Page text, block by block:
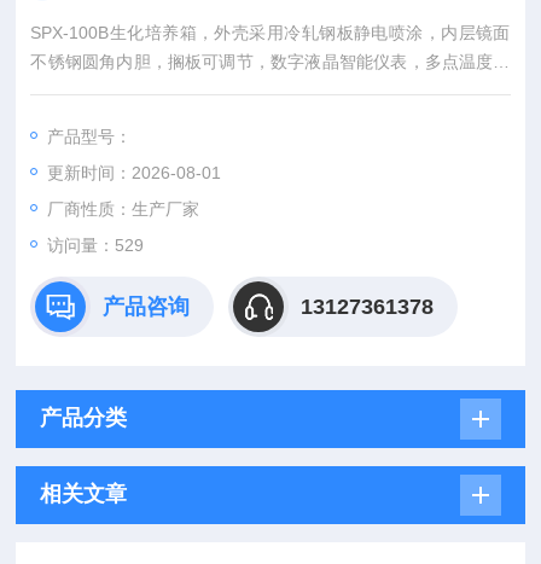
SPX-100B生化培养箱，外壳采用冷轧钢板静电喷涂，内层镜面
不锈钢圆角内胆，搁板可调节，数字液晶智能仪表，多点温度校
正，带计时/定时功能，超温报警，自我诊断。
产品型号：
更新时间：2026-08-01
厂商性质：生产厂家
访问量：529
产品咨询 13127361378
产品分类
相关文章